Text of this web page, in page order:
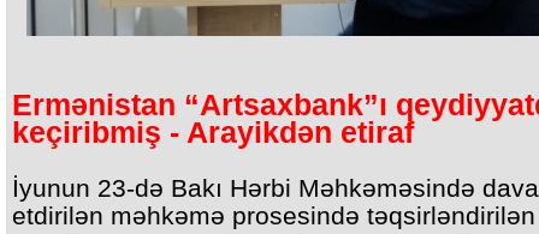
Ermənistan “Artsaxbank”ı
keçiribmiş - Arayikdən etiraf
İyunun 23-də Bakı Hərbi Məhkəməsində
etdirilən məhkəmə prosesində